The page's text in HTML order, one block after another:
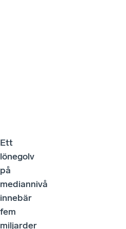
Ett
lönegolv
på
mediannivå
innebär
fem
miljarder